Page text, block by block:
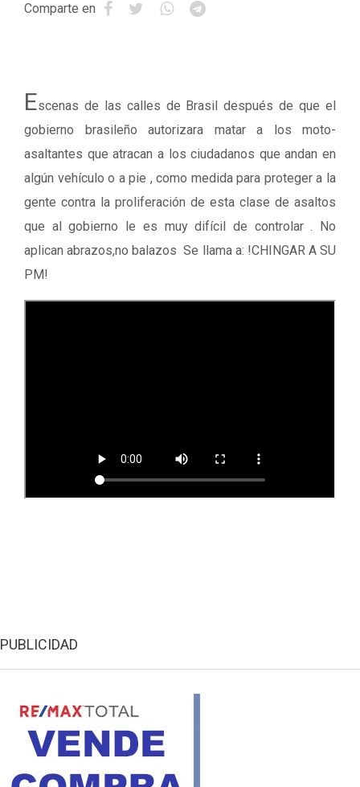
Comparte en
Escenas de las calles de Brasil después de que el
gobierno brasileño autorizara matar a los moto-
asaltantes que atracan a los ciudadanos que andan en
algún vehículo o a pie , como medida para proteger a la
gente contra la proliferación de esta clase de asaltos
que al gobierno le es muy difícil de controlar . No
aplican abrazos,no balazos Se llama a: !CHINGAR A SU
PM!
PUBLICIDAD